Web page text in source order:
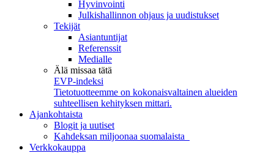
Hyvinvointi
Julkishallinnon ohjaus ja uudistukset
Tekijät
Asiantuntijat
Referenssit
Medialle
Älä missaa tätä
EVP-indeksi
Tietotuotteemme on kokonaisvaltainen alueiden
suhteellisen kehityksen mittari.
Ajankohtaista
Blogit ja uutiset
Kahdeksan miljoonaa suomalaista
Verkkokauppa